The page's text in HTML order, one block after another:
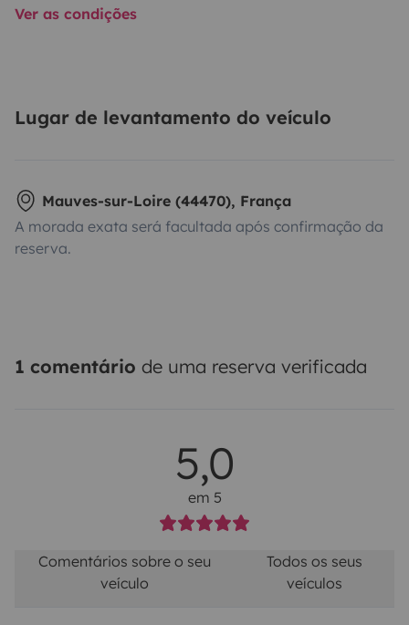
Ver as condições
Lugar de levantamento do veículo
Mauves-sur-Loire (44470), França
A morada exata será facultada após confirmação da
reserva.
1 comentário de uma reserva verificada
5,0
em 5
Comentários sobre o seu
veículo
Todos os seus
veículos